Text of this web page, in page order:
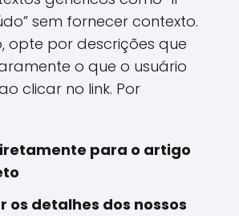
sem fornecer contexto.
opte por descrições que
o que o usuário
clicar no link. Por
para o artigo
os detalhes dos nossos